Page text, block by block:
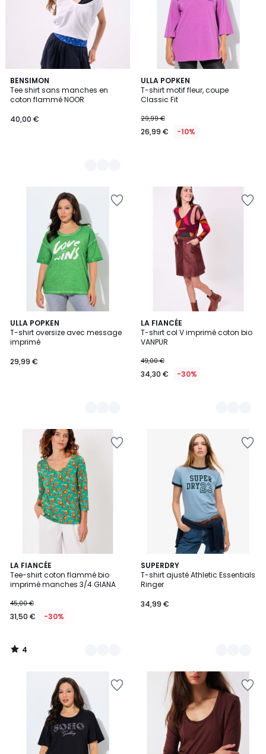
BENSIMON
Tee shirt sans manches en
coton flammé NOOR
40,00 €
2
Couleurs
ULLA POPKEN
T-shirt motif fleur, coupe
Classic Fit
29,99 €
26,99 € -10%
ULLA POPKEN
T-shirt oversize avec message
imprimé
29,99 €
3
Couleurs
LA FIANCÉE
T-shirt col V imprimé coton bio
VANPUR
49,00 €
34,30 € -30%
2
Couleurs
LA FIANCÉE
Tee-shirt coton flammé bio
imprimé manches 3/4 GIANA
45,00 €
31,50 € -30%
4
/
5
2
Couleurs
4
/
SUPERDRY
T-shirt ajusté Athletic Essentials
Ringer
34,99 €
2
Couleurs